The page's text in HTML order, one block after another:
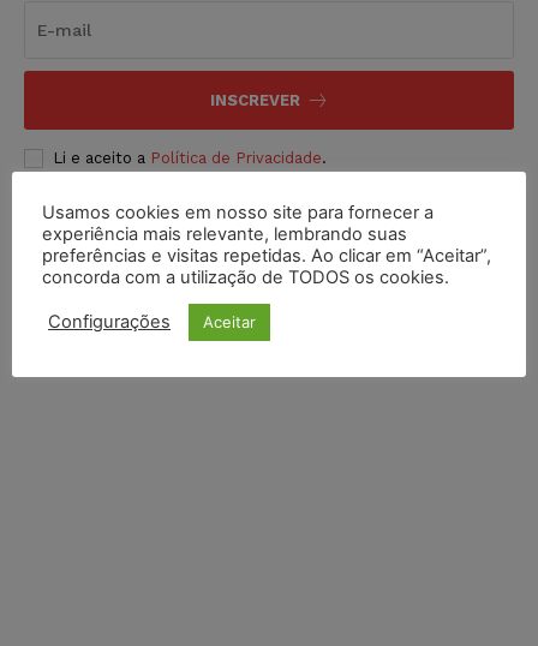
INSCREVER
Li e aceito a Política de Privacidade.
Usamos cookies em nosso site para fornecer a
experiência mais relevante, lembrando suas
preferências e visitas repetidas. Ao clicar em “Aceitar”,
concorda com a utilização de TODOS os cookies.
Configurações Aceitar